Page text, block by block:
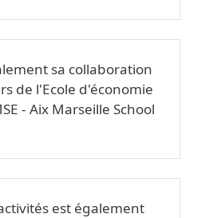
sa collaboration
de l'Ecole d'économie
- Aix Marseille School
est également